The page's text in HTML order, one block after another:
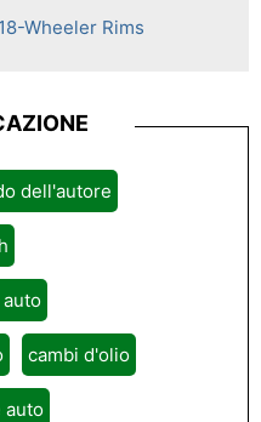
Wheeler Rims
dell'autore
cambi d'olio
auto